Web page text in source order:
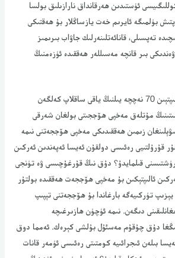
ئۈستىدىن ھەرقانداق نارازىلىق بولسا
بۈلمىگە ئايرىم خەت يازساڭلار بۇ ھەقتىكى
تەپسىلى، قانائەتلىنەرلىك جاۋاب بىرىمىز
بىر قانچە مەسىللەر ھەققىدە ئۈزەمنىڭ
ئەيسا يۈسۈپ ئالىپتېىن 70 نەچچە يىلنىڭ ياقى ساقلاپ كەلگەن
مۇتلەق مەخپى ھۆججىتى بولغان شەرقى
زىمىن ھەققىدىكى مەخپى ھۆججەتنى نىمە
قۇرۇلتىيى رەئىسى دولقۇن ئەيسا ئەپەندىن ئەركىن
قىلمايدۇ؟ دۇق نىڭ قۇرغۇچىسى ۋە تۈنجى
ئالىپتېكىن بۇ مەخپى ھۆججەت ھەققىدە بولتۇر
يېزىپ تۈركىيەگە بارغاندا بۇ ھۆججەتنى تېپىپ
دىگەن. نىمە ئۈچۈن ھازىرغىچە
دۇق چۇقۇم مەسئۇل بۇلشى كېرەك. ئەمما دوق
بىلەن ئىجرائىيە كومتىتى رەئىسى ئۈمەر قانات